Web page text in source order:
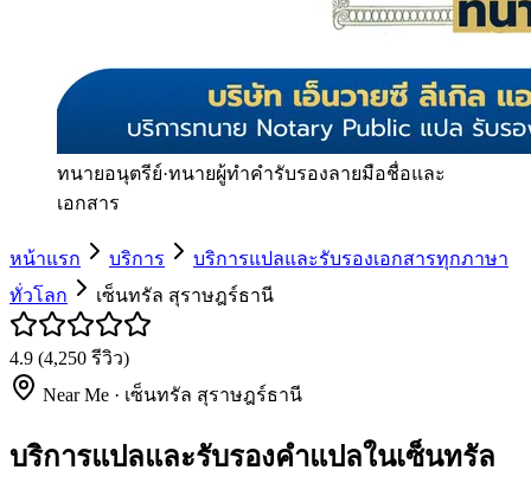
ทนายอนุตรีย์·ทนายผู้ทำคำรับรองลายมือชื่อและ
เอกสาร
หน้าแรก บริการ
บริการแปลและรับรองเอกสารทุกภาษา
ทั่วโลก
เซ็นทรัล สุราษฎร์ธานี
4.9 (4,250 รีวิว)
Near Me · เซ็นทรัล สุราษฎร์ธานี
บริการแปลและรับรองคำแปลในเซ็นทรัล